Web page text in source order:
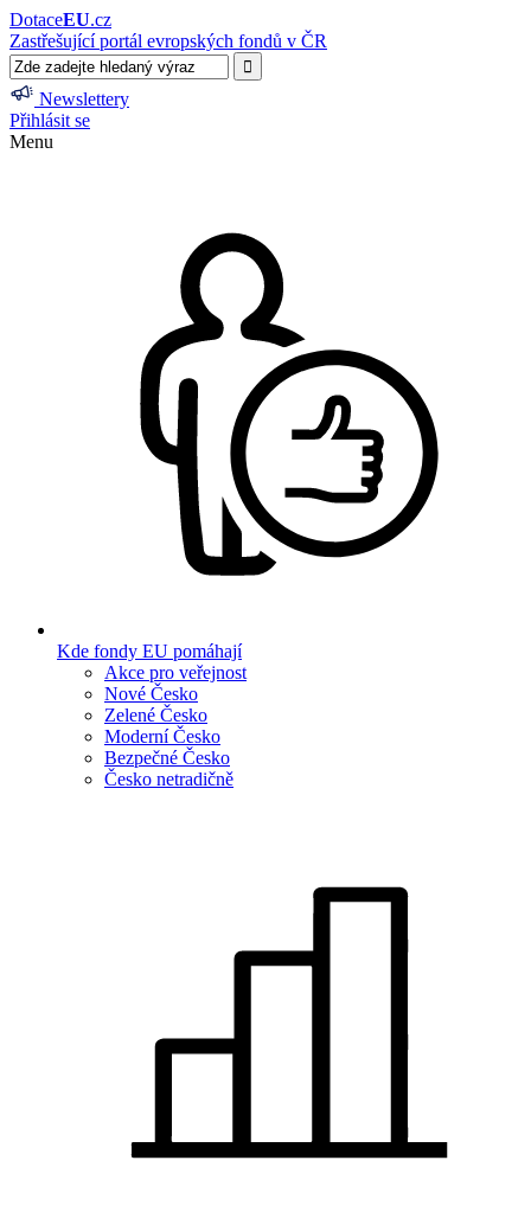
DotaceEU.cz
Zastřešující portál evropských fondů v ČR
Newslettery
Přihlásit se
Menu
Kde fondy EU pomáhají
Akce pro veřejnost
Nové Česko
Zelené Česko
Moderní Česko
Bezpečné Česko
Česko netradičně